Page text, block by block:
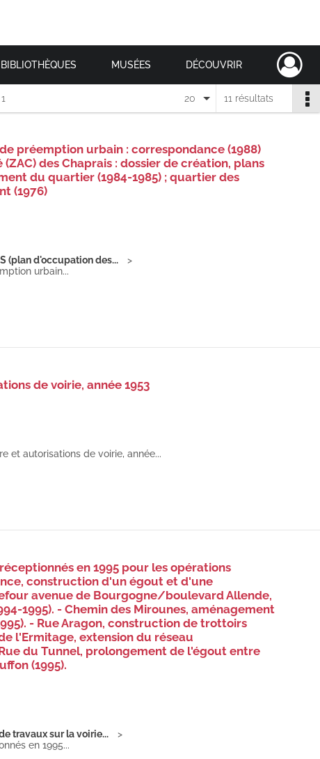
BIBLIOTHÈQUES MUSÉES DÉCOUVRIR
11 résultats
20
préemption urbain : correspondance (1988)
des Chaprais : dossier de création, plans
du quartier (1984-1985) ; quartier des
(1976)
(plan d'occupation des...
urbain...
de voirie, année 1953
et autorisations de voirie, année...
en 1995 pour les opérations
construction d'un égout et d'une
avenue de Bourgogne/boulevard Allende,
1995). - Chemin des Mirounes, aménagement
- Rue Aragon, construction de trottoirs
l'Ermitage, extension du réseau
du Tunnel, prolongement de l'égout entre
(1995).
travaux sur la voirie...
en 1995...